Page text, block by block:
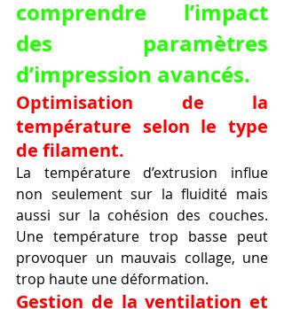
comprendre l’impact
des paramètres
d’impression avancés.
Optimisation de la
température selon le type
de filament.
La température d’extrusion influe
non seulement sur la fluidité mais
aussi sur la cohésion des couches.
Une température trop basse peut
provoquer un mauvais collage, une
trop haute une déformation.
Gestion de la ventilation et